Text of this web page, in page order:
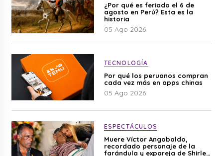
¿Por qué es feriado el 6 de
agosto en Perú? Esta es la
historia
05 Ago 2026
TECNOLOGÍA
Por qué los peruanos compran
cada vez más en apps chinas
05 Ago 2026
ESPECTÁCULOS
Muere Víctor Angobaldo,
recordado personaje de la
farándula y expareja de Shirley